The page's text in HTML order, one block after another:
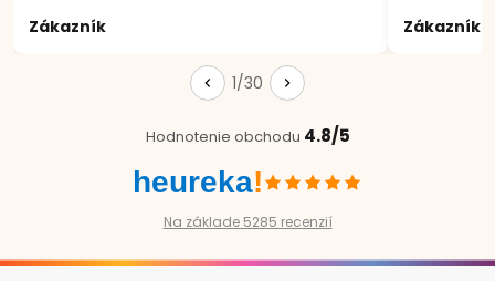
Zákazník Zákazník
1/30
Hodnotenie obchodu 4.8/5
heureka!
Na základe 5285 recenzií